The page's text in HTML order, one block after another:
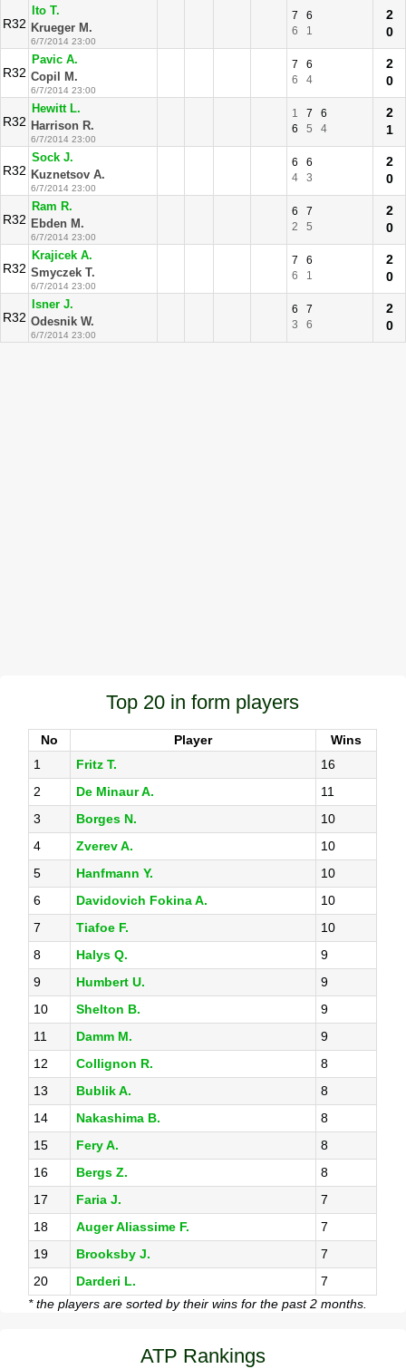
R32
Ito T.
Krueger M.
6/7/2014 23:00
7
6
6
1
2
0
R32
Pavic A.
Copil M.
6/7/2014 23:00
7
6
6
4
2
0
R32
Hewitt L.
Harrison R.
6/7/2014 23:00
1 7
6
6
5 4
2
1
R32
Sock J.
Kuznetsov A.
6/7/2014 23:00
6
6
4
3
2
0
R32
Ram R.
Ebden M.
6/7/2014 23:00
6
7
2
5
2
0
R32
Krajicek A.
Smyczek T.
6/7/2014 23:00
7
6
6
1
2
0
R32
Isner J.
Odesnik W.
6/7/2014 23:00
6
7
3
6
2
0
Top 20 in form players
No Player
Wins
1
Fritz T.
16
2
De Minaur A.
11
3
Borges N.
10
4
Zverev A.
10
5
Hanfmann Y.
10
6
Davidovich Fokina A.
10
7
Tiafoe F.
10
8
Halys Q.
9
9
Humbert U.
9
10
Shelton B.
9
11
Damm M.
9
12
Collignon R.
8
13
Bublik A.
8
14
Nakashima B.
8
15
Fery A.
8
16
Bergs Z.
8
17
Faria J.
7
18
Auger Aliassime F.
7
19
Brooksby J.
7
20
Darderi L.
7
* the players are sorted by their wins for the past 2 months.
ATP Rankings